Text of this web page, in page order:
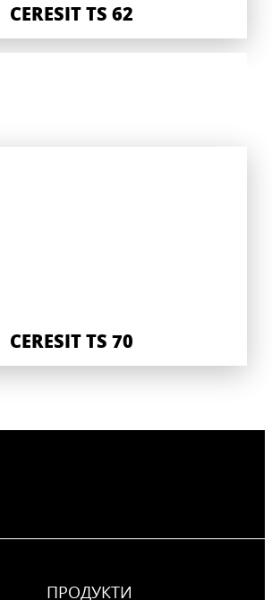
CERESIT TS 62
CERESIT TS 70
ПРОДУКТИ